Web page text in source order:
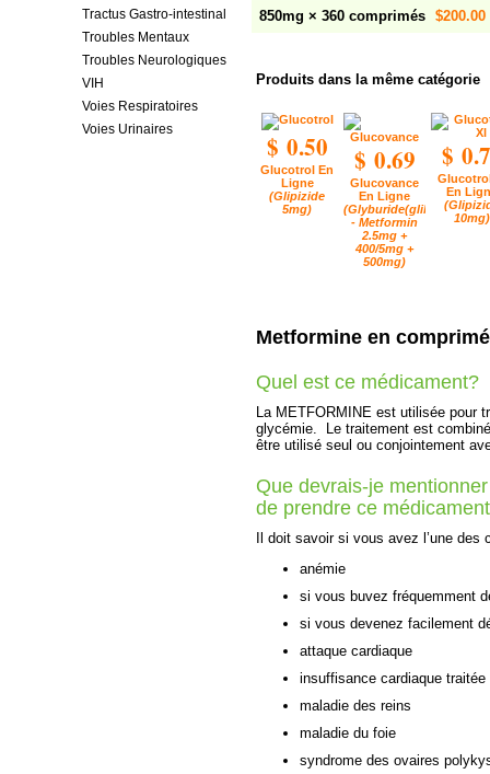
Tractus Gastro-intestinal
Troubles Mentaux
Troubles Neurologiques
VIH
Voies Respiratoires
Voies Urinaires
850mg × 360 comprimés $200.00
Produits dans la même catégorie
$ 0.50
Glucotrol En
Ligne
(Glipizide
5mg)
$ 0.69
Glucovance
En Ligne
- Metformin
2.5mg +
400/5mg +
500mg)
$
En
10mg)
Metformine en comprimé
Quel est ce médicament?
La METFORMINE est utilisée pour
glycémie. Le traitement est
être utilisé seul ou conjointement
Que devrais-je
de prendre ce
Il doit savoir si vous avez l’une des
anémie
si vous buvez fréquemment
si vous devenez facilement
attaque cardiaque
insuffisance cardiaque
maladie des reins
maladie du foie
syndrome des ovaires